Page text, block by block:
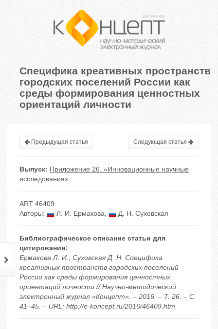
Специфика креативных пространств
городских поселений России как
среды формирования ценностных
ориентаций личности
Предыдущая статья Следующая статья
Выпуск: Приложение 26. «Инновационные научные
исследования»
ART 46409
Авторы:
Л. И. Ермакова, Д. Н. Суховская
Библиографическое описание статьи для
цитирования:
Ермакова Л. И., Суховская Д. Н. Специфика
креативных пространств городских поселений
России как среды формирования ценностных
ориентаций личности // Научно-методический
электронный журнал «Концепт». – 2016. – Т. 26. – С.
41–45. – URL: http://e-koncept.ru/2016/46409.htm.